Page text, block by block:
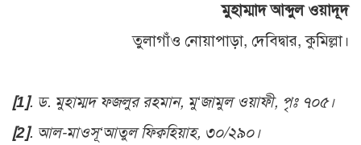
মুহাম্মাদ আব্দুল ওয়াদূদ
তুলাগাঁও নোয়াপাড়া, দেবিদ্বার, কুমিল্লা।
[1]. ড. মুহাম্মদ ফজলুর রহমান, মু‘জামুল ওয়াফী, পৃঃ ৭০৫।
[2]. আল-মাওসূ‘আতুল ফিক্বহিয়াহ, ৩০/২৯০।